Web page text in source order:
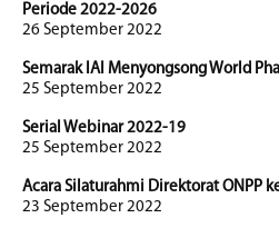
Periode 2022-2026
26 September 2022
Semarak IAI Menyongsong World
25 September 2022
Serial Webinar 2022-19
25 September 2022
Acara Silaturahmi Direktorat ONPP
23 September 2022